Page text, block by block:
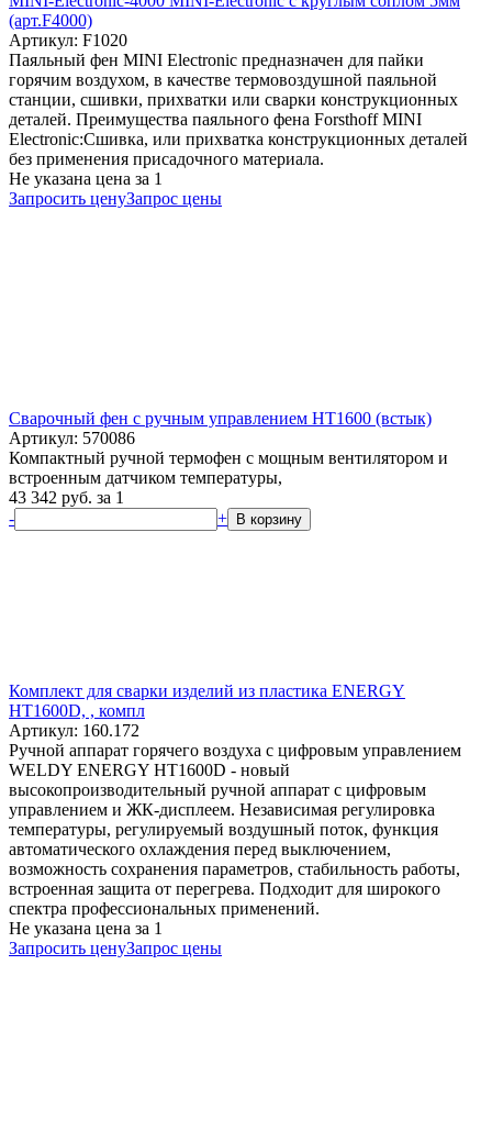
(арт.F4000)
Артикул: F1020
Паяльный фен MINI Electronic предназначен для пайки
горячим воздухом, в качестве термовоздушной паяльной
станции, сшивки, прихватки или сварки конструкционных
деталей. Преимущества паяльного фена Forsthoff MINI
Electronic:Сшивка, или прихватка конструкционных деталей
без применения присадочного материала.
Не указана цена за 1
Запросить ценуЗапрос цены
Сварочный фен с ручным управлением HT1600 (встык)
Артикул: 570086
Компактный ручной термофен с мощным вентилятором и
встроенным датчиком температуры,
43 342 руб. за 1
-
+ В корзину
Комплект для сварки изделий из пластика ENERGY
HT1600D, , компл
Артикул: 160.172
Ручной аппарат горячего воздуха с цифровым управлением
WELDY ENERGY HT1600D - новый
высокопроизводительный ручной аппарат с цифровым
управлением и ЖК-дисплеем. Независимая регулировка
температуры, регулируемый воздушный поток, функция
автоматического охлаждения перед выключением,
возможность сохранения параметров, стабильность работы,
встроенная защита от перегрева. Подходит для широкого
спектра профессиональных применений.
Не указана цена за 1
Запросить ценуЗапрос цены